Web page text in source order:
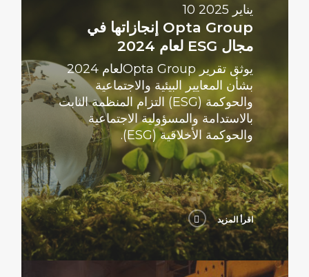
10 يناير 2025
Opta Group إنجازاتها في
مجال ESG لعام 2024
يوثق تقرير Opta Groupلعام 2024
بشأن المعايير البيئية والاجتماعية
والحوكمة (ESG) التزام المنظمة الثابت
بالاستدامة والمسؤولية الاجتماعية
والحوكمة الأخلاقية (ESG).
اقرأ المزيد